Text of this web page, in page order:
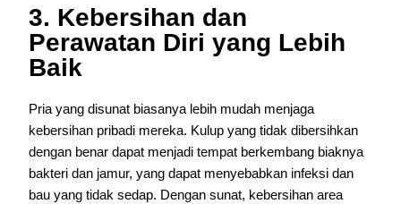
3. Kebersihan dan
Perawatan Diri yang Lebih
Baik
Pria yang disunat biasanya lebih mudah menjaga
kebersihan pribadi mereka. Kulup yang tidak dibersihkan
dengan benar dapat menjadi tempat berkembang biaknya
bakteri dan jamur, yang dapat menyebabkan infeksi dan
bau yang tidak sedap. Dengan sunat, kebersihan area